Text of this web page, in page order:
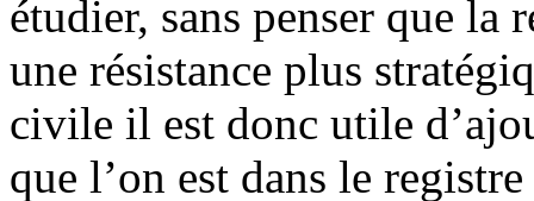
étudier, sans penser que la
une résistance plus
civile il est donc utile
que l’on est dans le